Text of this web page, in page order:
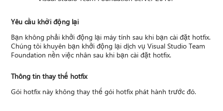
Yêu cầu khởi động lại
Bạn không phải khởi động lại máy tính sau khi bạn cài đặt hotfix.
Chúng tôi khuyên bạn khởi động lại dịch vụ Visual Studio Team
Foundation nền việc nhân sau khi bạn cài đặt hotfix.
Thông tin thay thế hotfix
Gói hotfix này không thay thế gói hotfix phát hành trước đó.